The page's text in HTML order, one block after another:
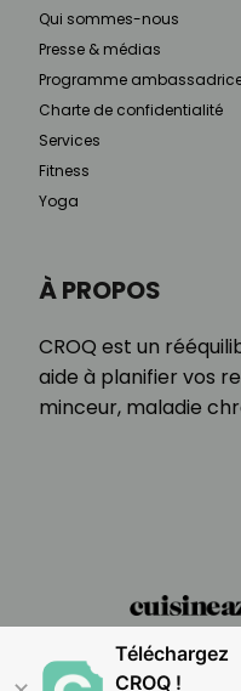
À PROPOS
CROQ est un
aide à planifier vos
minceur, maladie
Qui sommes-nous
Presse & médias
Programme
Charte de confidentialité
Services
Fitness
Yoga
Téléchargez
CROQ !